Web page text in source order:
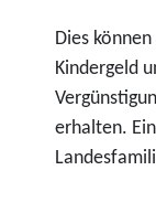
Dies
Kindergeld
erhalten.